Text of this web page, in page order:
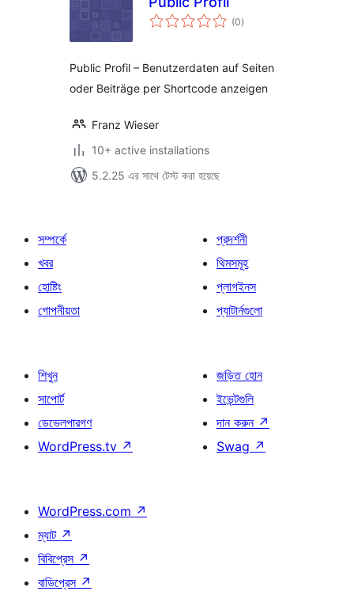
(0total
ratings
)
Public Profil – Benutzerdaten auf Seiten
oder Beiträge per Shortcode anzeigen
Franz Wieser
10+ active installations
5.2.25 এর সাথে টেস্ট করা হয়েছে
সম্পর্কে
খবর
হোষ্টিং
গোপনীয়তা
প্রদর্শনী
থিমসমূহ
প্লাগইনস
প্যাটার্নগুলো
শিখুন
সাপোর্ট
ডেভেলপারগণ
WordPress.tv ↗
জড়িত হোন
ইভেন্টগুলি
দান করুন ↗
Swag ↗
WordPress.com ↗
ম্যাট ↗
বিবিপ্রেস ↗
বাডিপ্রেস ↗